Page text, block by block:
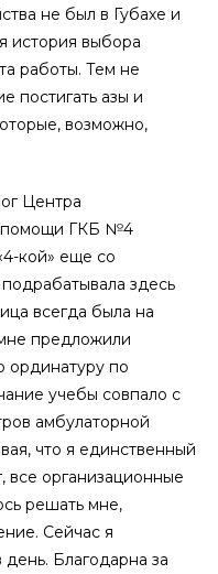
не был в Губахе и
история выбора
работы. Тем не
постигать азы и
возможно,
Центра
помощи ГКБ №4
кой» еще со
здесь
всегда была на
предложили
ординатуру по
учебы совпало с
амбулаторной
что я единственный
все организационные
решать мне,
Сейчас я
Благодарна за